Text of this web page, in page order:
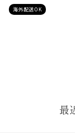
海外配送OK
最